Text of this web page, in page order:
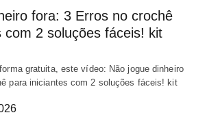
fora: 3 Erros no crochê
com 2 soluções fáceis! kit
gratuita, este vídeo: Não jogue dinheiro
para iniciantes com 2 soluções fáceis! kit